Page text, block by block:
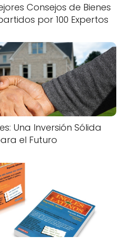
Consejos de Bienes
por 100 Expertos
Una Inversión Sólida
el Futuro